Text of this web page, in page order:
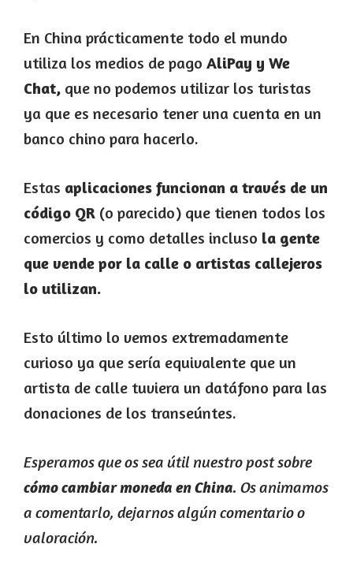
En China prácticamente todo el mundo
utiliza los medios de pago AliPay y We
Chat, que no podemos utilizar los turistas
ya que es necesario tener una cuenta en un
banco chino para hacerlo.
Estas aplicaciones funcionan a través de un
código QR (o parecido) que tienen todos los
comercios y como detalles incluso la gente
que vende por la calle o artistas callejeros
lo utilizan.
Esto último lo vemos extremadamente
curioso ya que sería equivalente que un
artista de calle tuviera un datáfono para las
donaciones de los transeúntes.
Esperamos que os sea útil nuestro post sobre
cómo cambiar moneda en China. Os animamos
a comentarlo, dejarnos algún comentario o
valoración.